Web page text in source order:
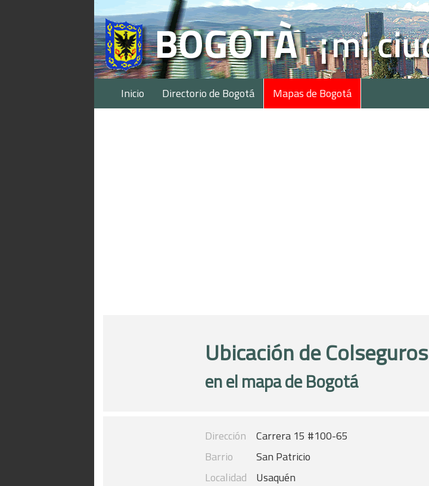
Inicio Directorio de Bogotá Mapas de Bogotá
Ubicación de Colseguros
en el mapa de Bogotá
Dirección
Carrera 15 #100-65
Barrio
San Patricio
Localidad
Usaquén